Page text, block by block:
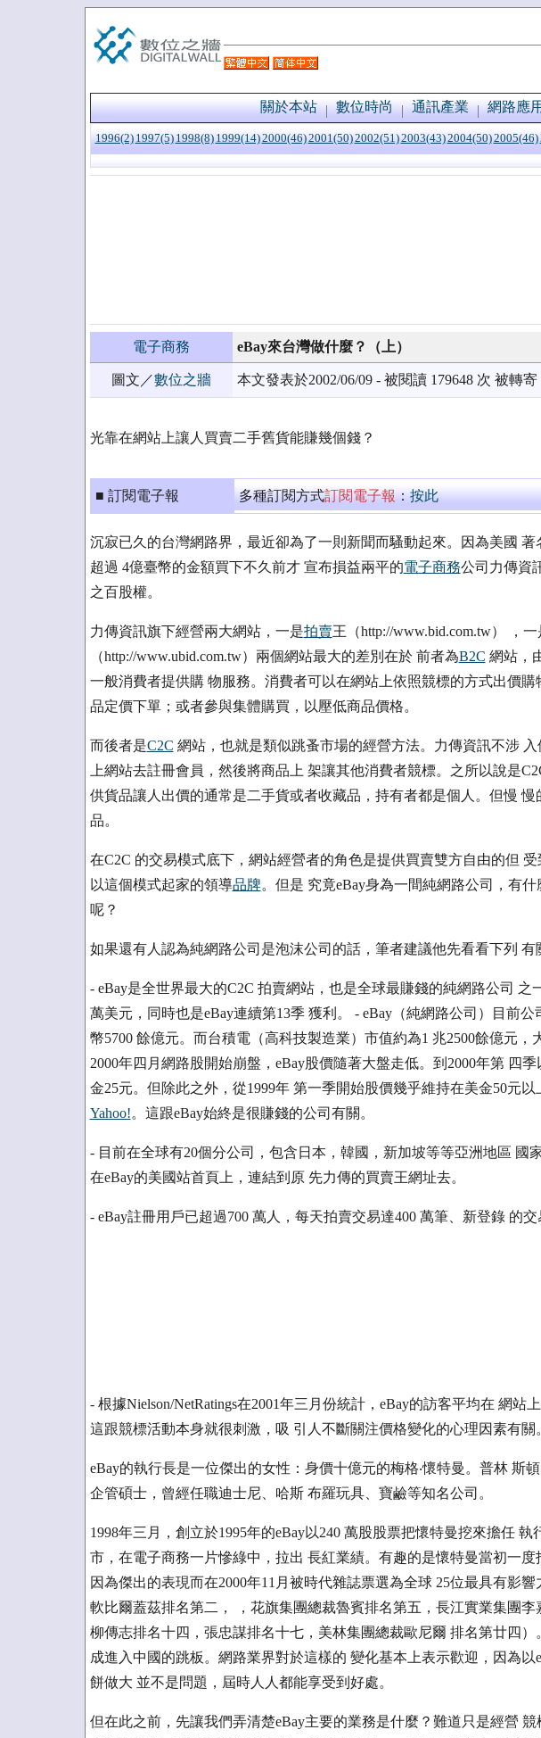
關於本站 數位時尚 通訊產業 網路應
1996(2) 1997(5) 1998(8) 1999(14)2000(46)2001(50)2002(51)2003(43)2004(50)2005(46)
電子商務 eBay來台灣做什麼？（上）
圖文／數位之牆 本文發表於2002/06/09 - 被閱讀 179648 次 被轉寄
光靠在網站上讓人買賣二手舊貨能賺幾個錢？
■ 訂閱電子報 多種訂閱方式訂閱電子報：按此
沉寂已久的台灣網路界，最近卻為了一則新聞而騷動起來。因為美國 著
超過 4億臺幣的金額買下不久前才 宣布損益兩平的電子商務公司力傳資
之百股權。
力傳資訊旗下經營兩大網站，一是拍賣王（http://www.bid.com.tw） ，
（http://www.ubid.com.tw）兩個網站最大的差別在於 前者為B2C 網站，
一般消費者提供購 物服務。消費者可以在網站上依照競標的方式出價
品定價下單；或者參與集體購買，以壓低商品價格。
而後者是C2C 網站，也就是類似跳蚤市場的經營方法。力傳資訊不涉
上網站去註冊會員，然後將商品上 架讓其他消費者競標。之所以說是
供貨品讓人出價的通常是二手貨或者收藏品，持有者都是個人。但慢
品。
在C2C 的交易模式底下，網站經營者的角色是提供買賣雙方自由的但
以這個模式起家的領導品牌。但是 究竟eBay身為一間純網路公司，有
呢？
如果還有人認為純網路公司是泡沫公司的話，筆者建議他先看看下列 有
- eBay是全世界最大的C2C 拍賣網站，也是全球最賺錢的純網路公司 之
萬美元，同時也是eBay連續第13季 獲利。 - eBay（純網路公司）目前
幣5700 餘億元。而台積電（高科技製造業）市值約為1 兆2500餘億元，
2000年四月網路股開始崩盤，eBay股價隨著大盤走低。到2000年第 四
金25元。但除此之外，從1999年 第一季開始股價幾乎維持在美金50元
Yahoo!。這跟eBay始終是很賺錢的公司有關。
- 目前在全球有20個分公司，包含日本，韓國，新加坡等等亞洲地區 國
在eBay的美國站首頁上，連結到原 先力傳的買賣王網址去。
- eBay註冊用戶已超過700 萬人，每天拍賣交易達400 萬筆、新登錄 的交
- 根據Nielson/NetRatings在2001年三月份統計，eBay的訪客平均在 網站
這跟競標活動本身就很刺激，吸 引人不斷關注價格變化的心理因素有關。
eBay的執行長是一位傑出的女性：身價十億元的梅格‧懷特曼。普林 斯
企管碩士，曾經任職迪士尼、哈斯 布羅玩具、寶鹼等知名公司。
1998年三月，創立於1995年的eBay以240 萬股股票把懷特曼挖來擔任 執
市，在電子商務一片慘綠中，拉出 長紅業績。有趣的是懷特曼當初一度
因為傑出的表現而在2000年11月被時代雜誌票選為全球 25位最具有影
軟比爾蓋茲排名第二， ，花旗集團總裁魯賓排名第五，長江實業集團
柳傳志排名十四，張忠謀排名十七，美林集團總裁歐尼爾 排名第廿四）
成進入中國的跳板。網路業界對於這樣的 變化基本上表示歡迎，因為以
餅做大 並不是問題，屆時人人都能享受到好處。
但在此之前，先讓我們弄清楚eBay主要的業務是什麼？難道只是經營